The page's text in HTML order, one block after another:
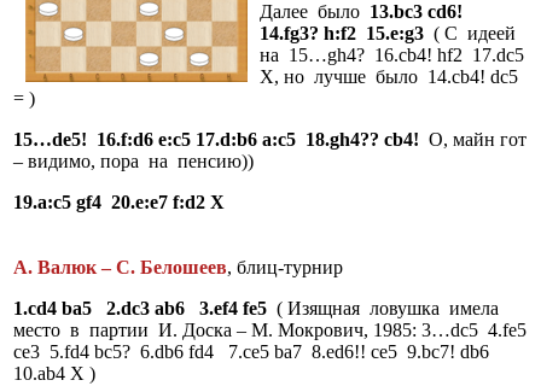
Далее было 13.bc3 cd6!
14.fg3? h:f2 15.e:g3 ( С идеей
на 15…gh4? 16.cb4! hf2 17.dc5
X, но лучше было 14.cb4! dc5
= )
15…de5! 16.f:d6 e:c5 17.d:b6 a:c5 18.gh4?? cb4! О, майн гот
– видимо, пора на пенсию))
19.a:c5 gf4 20.e:e7 f:d2 Х
А. Валюк – С. Белошеев, блиц-турнир
1.cd4 ba5 2.dc3 ab6 3.ef4 fe5 ( Изящная ловушка имела
место в партии И. Доска – М. Мокрович, 1985: 3…dc5 4.fe5
ce3 5.fd4 bc5? 6.db6 fd4 7.ce5 ba7 8.ed6!! ce5 9.bc7! db6
10.ab4 X )